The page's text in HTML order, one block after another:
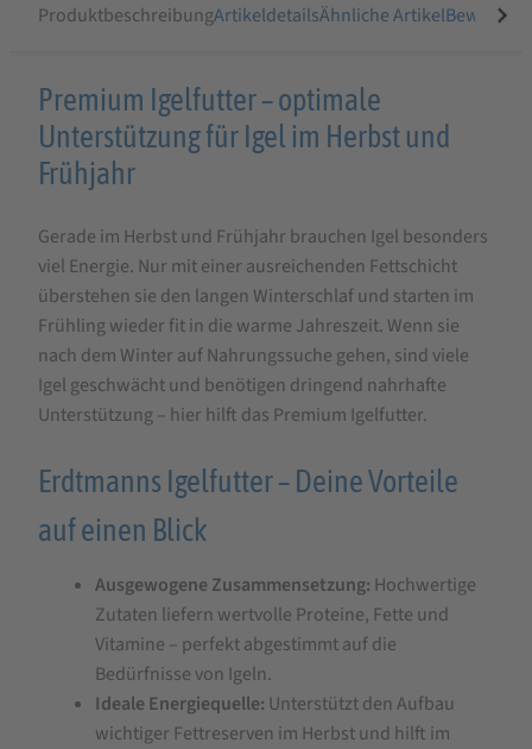
ProduktbeschreibungArtikeldetailsÄhnliche Artikel
Produktbeschreibung
für
Igelfutter
Getreidefrei
500g
Premium Igelfutter – optimale
Unterstützung für Igel im Herbst und
Frühjahr
Gerade im Herbst und Frühjahr brauchen Igel besonders
viel Energie. Nur mit einer ausreichenden Fettschicht
überstehen sie den langen Winterschlaf und starten im
Frühling wieder fit in die warme Jahreszeit. Wenn sie
nach dem Winter auf Nahrungssuche gehen, sind viele
Igel geschwächt und benötigen dringend nahrhafte
Unterstützung – hier hilft das Premium Igelfutter.
Erdtmanns Igelfutter – Deine Vorteile
auf einen Blick
Ausgewogene Zusammensetzung: Hochwertige
Zutaten liefern wertvolle Proteine, Fette und
Vitamine – perfekt abgestimmt auf die
Bedürfnisse von Igeln.
Ideale Energiequelle: Unterstützt den Aufbau
wichtiger Fettreserven im Herbst und hilft im